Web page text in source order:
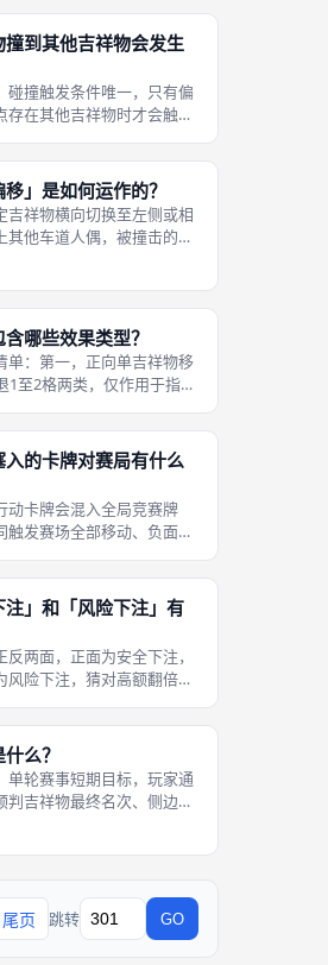
则：第一，冲线优先机制，
动后
撞到其他吉祥物会发生
撞触发条件唯一，只有偏
在其他吉祥物时才会触发
后人偶互不干扰；第二，双
经」是如何运作的？
吉祥物横向切换至左侧或相
他车道人偶，被撞击的摔
撞击
哪些效果类型？
单：第一，正向单吉祥物移
至2格两类，仅作用于指定
扰效果卡牌，包含摔倒、转
入的卡牌对赛局有什么
动卡牌会混入全局竞赛牌
发赛场全部移动、负面、
场干预全部依靠赛前秘密塞
拆解：
注」和「风险下注」有
两面，正面为安全下注，
险下注，猜对高额翻倍奖
选定使用其中一面进行押
下注
么？
轮赛事短期目标，玩家通
吉祥物最终名次、侧边特
尾页 跳转 GO